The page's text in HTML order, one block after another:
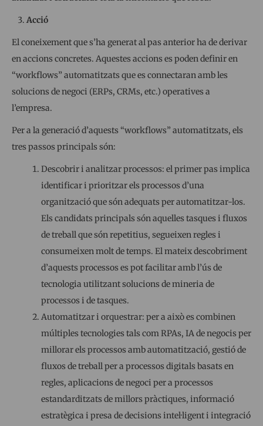
Acció
El coneixement que s’ha generat al pas anterior ha de derivar
en accions concretes. Aquestes accions es poden definir en
“workflows” automatitzats que es connectaran amb les
solucions de negoci (ERPs, CRMs, etc.) operatives a
l’empresa.
Per a la generació d’aquests “workflows” automatitzats, els
tres passos principals són:
Descobrir i analitzar processos: el primer pas implica
identificar i prioritzar els processos d’una
organització que són adequats per automatitzar-los.
Els candidats principals són aquelles tasques i fluxos
de treball que són repetitius, segueixen regles i
consumeixen molt de temps. El mateix descobriment
d’aquests processos es pot facilitar amb l’ús de
tecnologia utilitzant solucions de mineria de
processos i de tasques.
Automatitzar i orquestrar: per a això es combinen
múltiples tecnologies tals com RPAs, IA de negocis per
millorar els processos amb automatització, gestió de
fluxos de treball per a processos digitals basats en
regles, aplicacions de negoci per a processos
estandarditzats de millors pràctiques, informació
estratègica i presa de decisions intel·ligent i integració